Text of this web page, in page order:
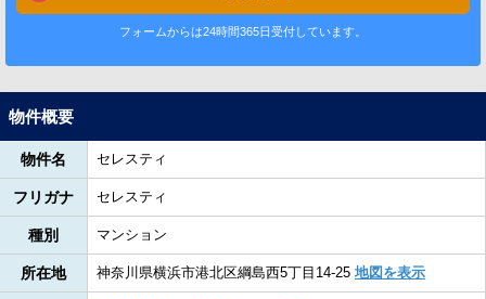
フォームからは24時間365日受付しています。
物件概要
物件名 セレスティ
フリガナ セレスティ
種別 マンション
所在地 神奈川県横浜市港北区綱島西5丁目14-25 地図を表示